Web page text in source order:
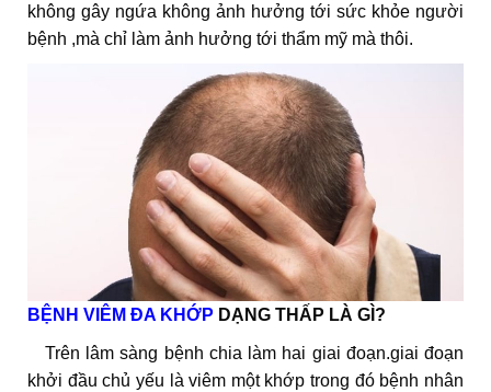
không gây ngứa không ảnh hưởng tới sức khỏe người
bệnh ,mà chỉ làm ảnh hưởng tới thẩm mỹ mà thôi.
BỆNH VIÊM ĐA KHỚP DẠNG THẤP LÀ GÌ?
Trên lâm sàng bệnh chia làm hai giai đoạn.giai đoạn
khởi đầu chủ yếu là viêm một khớp trong đó bệnh nhân